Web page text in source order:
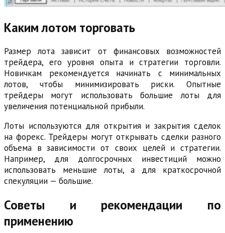
Каким лотом торговать
Размер лота зависит от финансовых возможностей
трейдера, его уровня опыта и стратегии торговли.
Новичкам рекомендуется начинать с минимальных
лотов, чтобы минимизировать риски. Опытные
трейдеры могут использовать большие лоты для
увеличения потенциальной прибыли.
Лоты используются для открытия и закрытия сделок
на форекс. Трейдеры могут открывать сделки разного
объема в зависимости от своих целей и стратегии.
Например, для долгосрочных инвестиций можно
использовать меньшие лоты, а для краткосрочной
спекуляции — большие.
Советы и рекомендации по
применению